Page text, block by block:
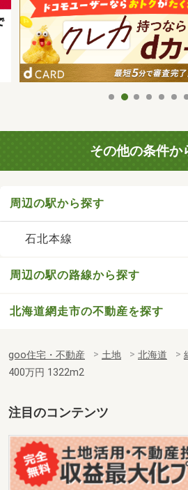
その他の条件か
周辺の駅から探す
石北本線
周辺の駅の路線から探す
北海道網走市の不動産を探す
goo住宅・不動産 土地 北海道
400万円 1322m2
注目のコンテンツ